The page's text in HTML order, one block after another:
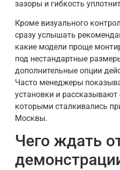
зазоры и гибкость
Кроме визуального
сразу услышать
какие модели проще
под нестандартные
дополнительные опции
Часто менеджеры
установки и рассказывают
которыми сталкивались
Москвы.
Чего ждать